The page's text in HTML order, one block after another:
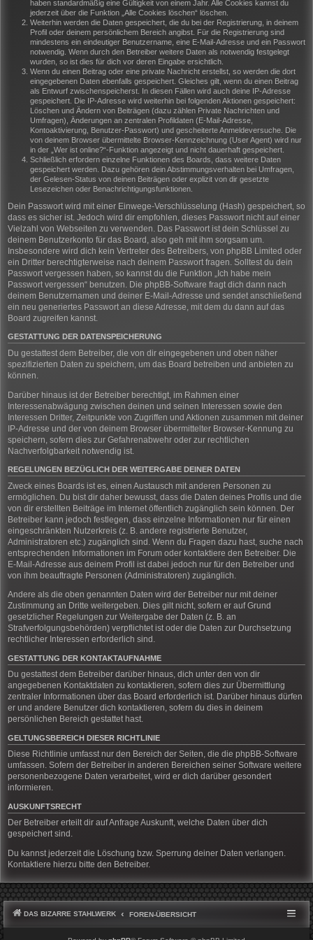
haben standardmäßig eine Gültigkeit von einem Jahr. Alle Cookies kannst du
jederzeit über die Funktion „Alle Cookies löschen“ löschen.
Weiterhin werden die Daten gespeichert, die du bei der Registrierung, in deinem
Profil oder deinem persönlichem Bereich angibst. Für die Registrierung sind
mindestens ein eindeutiger Benutzername, eine E-Mail-Adresse und ein Passwort
notwendig. Wenn durch den Betreiber weitere Daten als notwendig festgelegt
wurden, so ist dies für dich vor deren Eingabe ersichtlich.
Wenn du einen Beitrag oder eine private Nachricht erstellst, so werden die dort
eingegebenen Daten ebenfalls gespeichert. Gleiches gilt, wenn du einen Beitrag
als Entwurf zwischenspeicherst. In diesen Fällen wird auch deine IP-Adresse
gespeichert. Die IP-Adresse wird weiterhin bei folgenden Aktionen gespeichert:
Löschen und Ändern von Beiträgen (dazu zählen Private Nachrichten und
Umfragen), Änderungen an zentralen Profildaten (E-Mail-Adresse,
Kontoaktivierung, Benutzer-Passwort) und gescheiterte Anmeldeversuche. Die
von deinem Browser übermittelte Browser-Kennzeichnung (User Agent) wird nur
in der „Wer ist online?“-Funktion angezeigt und nicht dauerhaft gespeichert.
Schließlich erfordern einzelne Funktionen des Boards, dass weitere Daten
gespeichert werden. Dazu gehören dein Abstimmungsverhalten bei Umfragen,
der Gelesen-Status von deinen Beiträgen oder explizit von dir gesetzte
Lesezeichen oder Benachrichtigungsfunktionen.
Dein Passwort wird mit einer Einwege-Verschlüsselung (Hash) gespeichert, so
dass es sicher ist. Jedoch wird dir empfohlen, dieses Passwort nicht auf einer
Vielzahl von Webseiten zu verwenden. Das Passwort ist dein Schlüssel zu
deinem Benutzerkonto für das Board, also geh mit ihm sorgsam um.
Insbesondere wird dich kein Vertreter des Betreibers, von phpBB Limited oder
ein Dritter berechtigterweise nach deinem Passwort fragen. Solltest du dein
Passwort vergessen haben, so kannst du die Funktion „Ich habe mein
Passwort vergessen“ benutzen. Die phpBB-Software fragt dich dann nach
deinem Benutzernamen und deiner E-Mail-Adresse und sendet anschließend
ein neu generiertes Passwort an diese Adresse, mit dem du dann auf das
Board zugreifen kannst.
GESTATTUNG DER DATENSPEICHERUNG
Du gestattest dem Betreiber, die von dir eingegebenen und oben näher
spezifizierten Daten zu speichern, um das Board betreiben und anbieten zu
können.
Darüber hinaus ist der Betreiber berechtigt, im Rahmen einer
Interessenabwägung zwischen deinen und seinen Interessen sowie den
Interessen Dritter, Zeitpunkte von Zugriffen und Aktionen zusammen mit deiner
IP-Adresse und der von deinem Browser übermittelter Browser-Kennung zu
speichern, sofern dies zur Gefahrenabwehr oder zur rechtlichen
Nachverfolgbarkeit notwendig ist.
REGELUNGEN BEZÜGLICH DER WEITERGABE DEINER DATEN
Zweck eines Boards ist es, einen Austausch mit anderen Personen zu
ermöglichen. Du bist dir daher bewusst, dass die Daten deines Profils und die
von dir erstellten Beiträge im Internet öffentlich zugänglich sein können. Der
Betreiber kann jedoch festlegen, dass einzelne Informationen nur für einen
eingeschränkten Nutzerkreis (z. B. andere registrierte Benutzer,
Administratoren etc.) zugänglich sind. Wenn du Fragen dazu hast, suche nach
entsprechenden Informationen im Forum oder kontaktiere den Betreiber. Die
E-Mail-Adresse aus deinem Profil ist dabei jedoch nur für den Betreiber und
von ihm beauftragte Personen (Administratoren) zugänglich.
Andere als die oben genannten Daten wird der Betreiber nur mit deiner
Zustimmung an Dritte weitergeben. Dies gilt nicht, sofern er auf Grund
gesetzlicher Regelungen zur Weitergabe der Daten (z. B. an
Strafverfolgungsbehörden) verpflichtet ist oder die Daten zur Durchsetzung
rechtlicher Interessen erforderlich sind.
GESTATTUNG DER KONTAKTAUFNAHME
Du gestattest dem Betreiber darüber hinaus, dich unter den von dir
angegebenen Kontaktdaten zu kontaktieren, sofern dies zur Übermittlung
zentraler Informationen über das Board erforderlich ist. Darüber hinaus dürfen
er und andere Benutzer dich kontaktieren, sofern du dies in deinem
persönlichen Bereich gestattet hast.
GELTUNGSBEREICH DIESER RICHTLINIE
Diese Richtlinie umfasst nur den Bereich der Seiten, die die phpBB-Software
umfassen. Sofern der Betreiber in anderen Bereichen seiner Software weitere
personenbezogene Daten verarbeitet, wird er dich darüber gesondert
informieren.
AUSKUNFTSRECHT
Der Betreiber erteilt dir auf Anfrage Auskunft, welche Daten über dich
gespeichert sind.
Du kannst jederzeit die Löschung bzw. Sperrung deiner Daten verlangen.
Kontaktiere hierzu bitte den Betreiber.
DAS BIZARRE STAHLWERK FOREN-ÜBERSICHT